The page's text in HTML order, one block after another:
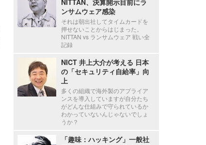
NITTAN、決算開示目前にラ
ンサムウェア感染
それは朝出社してタイムカードを
押せないことからはじまった。
NITTAN vs ランサムウェア 戦い全
記録
NICT 井上大介が考える 日本
の「セキュリティ自給率」向
上
多くの組織で海外製のアプライア
ンスを導入していますが自分たち
がどんな仕組みで守られているか
わかっていないんじゃないでしょ
うか？
「趣味：ハッキング」一般社